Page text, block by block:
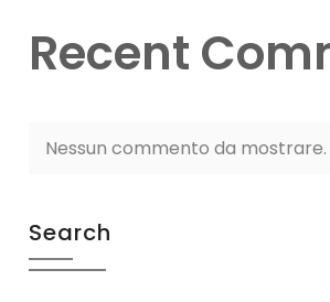
Recent
Nessun commento da mostrare.
Search